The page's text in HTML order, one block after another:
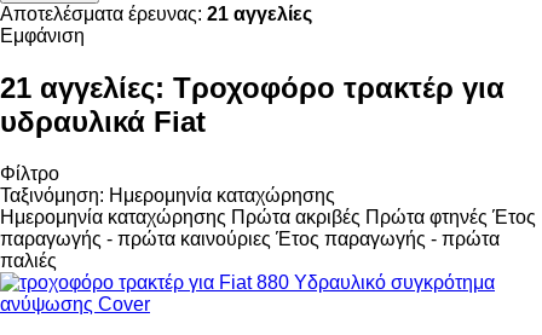
Αποτελέσματα έρευνας: 21 αγγελίες
Εμφάνιση
21 αγγελίες: Τροχοφόρο τρακτέρ για
υδραυλικά Fiat
Φίλτρο
Ταξινόμηση: Ημερομηνία καταχώρησης
Ημερομηνία καταχώρησης Πρώτα ακριβές Πρώτα φτηνές Έτος
παραγωγής - πρώτα καινούριες Έτος παραγωγής - πρώτα
παλιές